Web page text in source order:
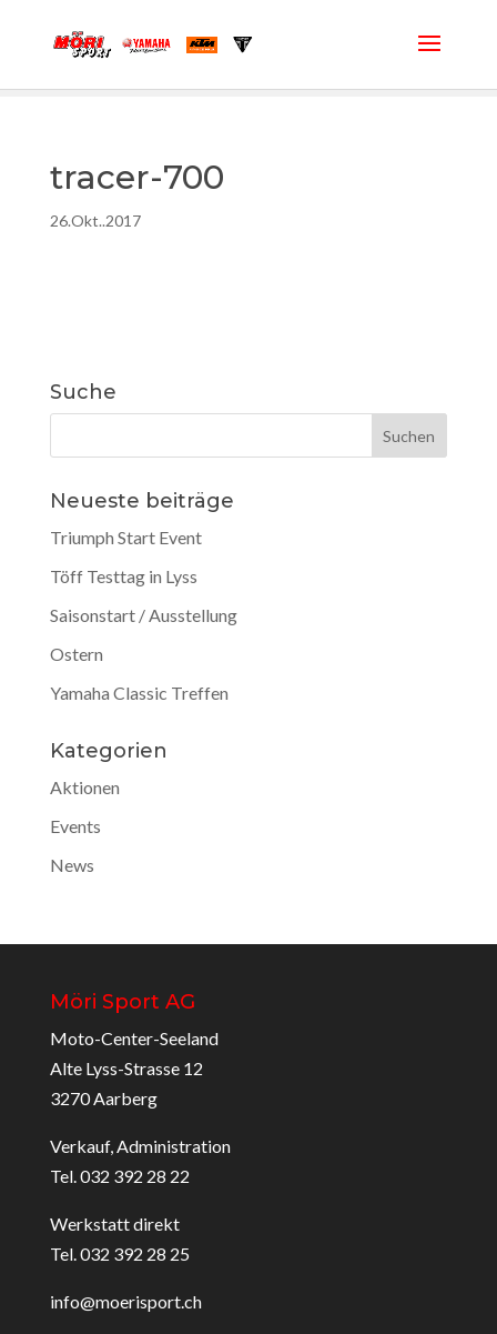
tracer-700
26.Okt..2017
Suche
Neueste beiträge
Triumph Start Event
Töff Testtag in Lyss
Saisonstart / Ausstellung
Ostern
Yamaha Classic Treffen
Kategorien
Aktionen
Events
News
Möri Sport AG
Moto-Center-Seeland
Alte Lyss-Strasse 12
3270 Aarberg
Verkauf, Administration
Tel. 032 392 28 22
Werkstatt direkt
Tel. 032 392 28 25
info@moerisport.ch